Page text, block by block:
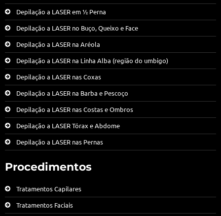
Depilação a LASER em ½ Perna
Depilação a LASER no Buço, Queixo e Face
Depilação a LASER na Aréola
Depilação a LASER na Linha Alba (região do umbigo)
Depilação a LASER nas Coxas
Depilação a LASER na Barba e Pescoço
Depilação a LASER nas Costas e Ombros
Depilação a LASER Tórax e Abdome
Depilação a LASER nas Pernas
Procedimentos
Tratamentos Capilares
Tratamentos Faciais